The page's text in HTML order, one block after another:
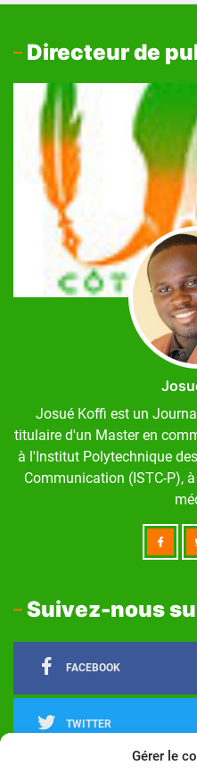
Gérer le
Directeur de
Josué Koffi est un
titulaire d'un Master en
à l'Institut Polytechnique
Communication (ISTC-P),
Suivez-nous
FACEBOOK
TWITTER